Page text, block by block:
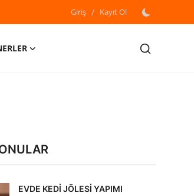
Giriş / Kayıt Ol
EVDE KEDİ JÖLESİ YAPIMI